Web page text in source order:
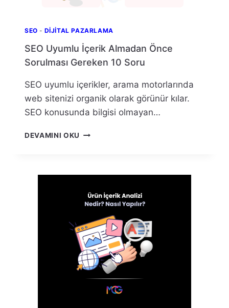
SEO - DIJITAL PAZARLAMA
SEO Uyumlu İçerik Almadan Önce
Sorulması Gereken 10 Soru
SEO uyumlu içerikler, arama motorlarında
web sitenizi organik olarak görünür kılar.
SEO konusunda bilgisi olmayan…
DEVAMINI OKU SEO
ÖNCE
GEREKEN
10
SORU